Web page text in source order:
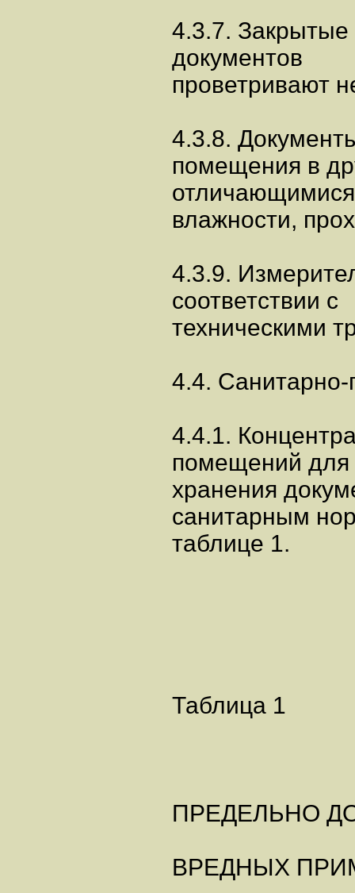
4.3.7.
документов
проветривают
4.3.8.
помещения в
влажности,
4.3.9.
соответствии с
техническими
4.4. Санитарно-
4.4.1.
помещений для
хранения
санитарным
таблице 1.
Таблица 1
ПРЕДЕЛЬНО
ВРЕДНЫХ